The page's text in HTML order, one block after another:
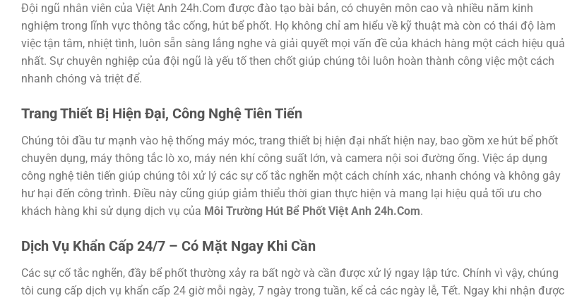
Đội ngũ nhân viên của Việt Anh 24h.Com được đào tạo bài bản, có chuyên môn cao và nhiều năm kinh
nghiệm trong lĩnh vực thông tắc cống, hút bể phốt. Họ không chỉ am hiểu về kỹ thuật mà còn có thái độ làm
việc tận tâm, nhiệt tình, luôn sẵn sàng lắng nghe và giải quyết mọi vấn đề của khách hàng một cách hiệu quả
nhất. Sự chuyên nghiệp của đội ngũ là yếu tố then chốt giúp chúng tôi luôn hoàn thành công việc một cách
nhanh chóng và triệt để.
Trang Thiết Bị Hiện Đại, Công Nghệ Tiên Tiến
Chúng tôi đầu tư mạnh vào hệ thống máy móc, trang thiết bị hiện đại nhất hiện nay, bao gồm xe hút bể phốt
chuyên dụng, máy thông tắc lò xo, máy nén khí công suất lớn, và camera nội soi đường ống. Việc áp dụng
công nghệ tiên tiến giúp chúng tôi xử lý các sự cố tắc nghẽn một cách chính xác, nhanh chóng và không gây
hư hại đến công trình. Điều này cũng giúp giảm thiểu thời gian thực hiện và mang lại hiệu quả tối ưu cho
khách hàng khi sử dụng dịch vụ của Môi Trường Hút Bể Phốt Việt Anh 24h.Com.
Dịch Vụ Khẩn Cấp 24/7 – Có Mặt Ngay Khi Cần
Các sự cố tắc nghẽn, đầy bể phốt thường xảy ra bất ngờ và cần được xử lý ngay lập tức. Chính vì vậy, chúng
tôi cung cấp dịch vụ khẩn cấp 24 giờ mỗi ngày, 7 ngày trong tuần, kể cả các ngày lễ, Tết. Ngay khi nhận được